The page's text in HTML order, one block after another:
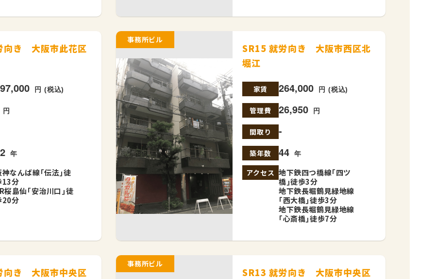
向き 大阪市此花区
円 (税込)
円
年
神なんば線｢伝法｣徒
13分
桜島仙｢安治川口｣徒
20分
事務所ビル
SR15 就労向き 大阪市西区北
堀江
家賃 264,000 円 (税込)
管理費 26,950 円
間取り -
築年数 44 年
アクセス 地下鉄四つ橋線｢四ツ
橋｣徒歩3分
地下鉄長堀鶴見緑地線
｢西大橋｣徒歩3分
地下鉄長堀鶴見緑地線
｢心斎橋｣徒歩7分
向き 大阪市中央区
事務所ビル
SR13 就労向き 大阪市中央区